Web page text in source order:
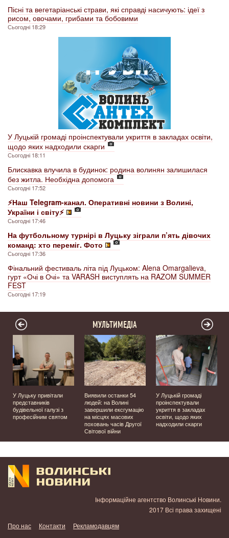
Пісні та вегетаріанські страви, які справді насичують: ідеї з
рисом, овочами, грибами та бобовими
Сьогодні 18:29
У Луцькій громаді проінспектували укриття в закладах освіти,
щодо яких надходили скарги
Сьогодні 18:11
Блискавка влучила в будинок: родина волинян залишилася
без житла. Необхідна допомога
Сьогодні 17:52
⚡️Наш Telegram-канал. Оперативні новини з Волині,
України і світу⚡️
Сьогодні 17:46
На футбольному турнірі в Луцьку зіграли п’ять дівочих
команд: хто переміг. Фото
Сьогодні 17:36
Фінальний фестиваль літа під Луцьком: Alena Omargalieva,
гурт «Очі в Очі» та VARASH виступлять на RAZOM SUMMER
FEST
Сьогодні 17:19
МУЛЬТИМЕДІА
У Луцьку привітали
представників
будівельної галузі з
професійним святом
Виявили останки 54
людей: на Волині
завершили ексгумацію
на місцях масових
поховань часів Другої
Світової війни
У Луцькій громаді
проінспектували
укриття в закладах
освіти, щодо яких
надходили скарги
Інформаційне агентство Волинські Новини.
2017 Всі права захищені
Про нас
Контакти Рекламодавцям